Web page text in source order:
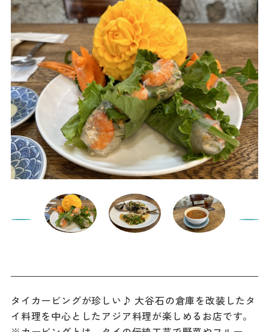
タイカービングが珍しい♪ 大谷石の倉庫を改装したタ
イ料理を中心としたアジア料理が楽しめるお店です。